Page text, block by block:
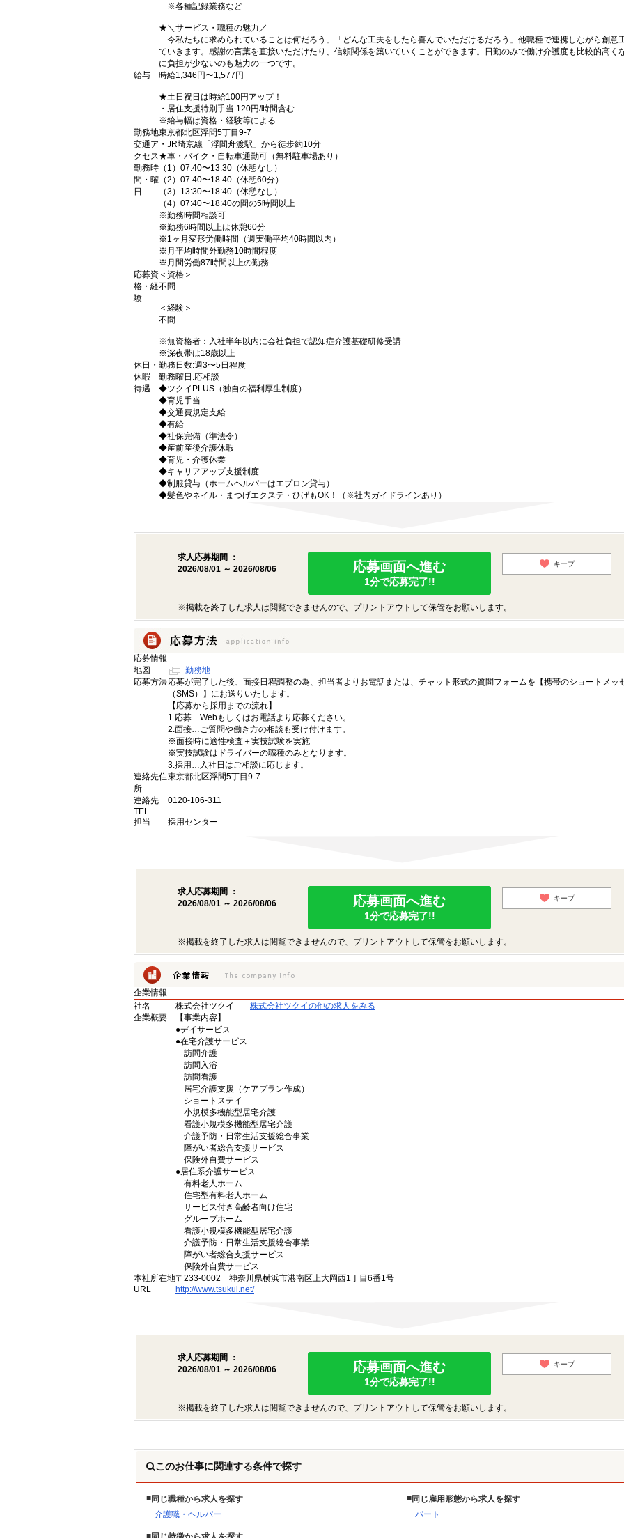
※各種記録業務など
★＼サービス・職種の魅力／
「今私たちに求められていることは何だろう」「どんな工夫をしたら喜んでいただけるだろう」他職種で連携しながら創意
ていきます。感謝の言葉を直接いただけたり、信頼関係を築いていくことができます。日勤のみで働け介護度も比較的高く
に負担が少ないのも魅力の一つです。
給与
時給1,346円〜1,577円
★土日祝日は時給100円アップ！
・居住支援特別手当:120円/時間含む
※給与幅は資格・経験等による
勤務地東京都北区浮間5丁目9-7
交通ア
クセス
・JR埼京線「浮間舟渡駅」から徒歩約10分
★車・バイク・自転車通勤可（無料駐車場あり）
勤務時
間・曜
日
（1）07:40〜13:30（休憩なし）
（2）07:40〜18:40（休憩60分）
（3）13:30〜18:40（休憩なし）
（4）07:40〜18:40の間の5時間以上
※勤務時間相談可
※勤務6時間以上は休憩60分
※1ヶ月変形労働時間（週実働平均40時間以内）
※月平均時間外勤務10時間程度
※月間労働87時間以上の勤務
応募資
格・経
験
＜資格＞
不問
＜経験＞
不問
※無資格者：入社半年以内に会社負担で認知症介護基礎研修受講
※深夜帯は18歳以上
休日・
休暇
勤務日数:週3〜5日程度
勤務曜日:応相談
待遇
◆ツクイPLUS（独自の福利厚生制度）
◆育児手当
◆交通費規定支給
◆有給
◆社保完備（準法令）
◆産前産後介護休暇
◆育児・介護休業
◆キャリアアップ支援制度
◆制服貸与（ホームヘルパーはエプロン貸与）
◆髪色やネイル・まつげエクステ・ひげもOK！（※社内ガイドラインあり）
求人応募期間 ：
2026/08/01 ～ 2026/08/06
応募画面へ進む
1分で応募完了!!
キープ
※掲載を終了した求人は閲覧できませんので、プリントアウトして保管をお願いします。
応募情報
地図
勤務地
応募方法応募が完了した後、面接日程調整の為、担当者よりお電話または、チャット形式の質問フォームを【携帯のショートメッ
（SMS）】にお送りいたします。
【応募から採用までの流れ】
1.応募…Webもしくはお電話より応募ください。
2.面接…ご質問や働き方の相談も受け付けます。
※面接時に適性検査＋実技試験を実施
※実技試験はドライバーの職種のみとなります。
3.採用…入社日はご相談に応じます。
連絡先住
所
東京都北区浮間5丁目9-7
連絡先
TEL
0120-106-311
担当 採用センター
求人応募期間 ：
2026/08/01 ～ 2026/08/06
応募画面へ進む
1分で応募完了!!
キープ
※掲載を終了した求人は閲覧できませんので、プリントアウトして保管をお願いします。
企業情報
社名
株式会社ツクイ
株式会社ツクイの他の求人をみる
企業概要
【事業内容】
●デイサービス
●在宅介護サービス
訪問介護
訪問入浴
訪問看護
居宅介護支援（ケアプラン作成）
ショートステイ
小規模多機能型居宅介護
看護小規模多機能型居宅介護
介護予防・日常生活支援総合事業
障がい者総合支援サービス
保険外自費サービス
●居住系介護サービス
有料老人ホーム
住宅型有料老人ホーム
サービス付き高齢者向け住宅
グループホーム
看護小規模多機能型居宅介護
介護予防・日常生活支援総合事業
障がい者総合支援サービス
保険外自費サービス
本社所在地〒233-0002 神奈川県横浜市港南区上大岡西1丁目6番1号
URL
http://www.tsukui.net/
求人応募期間 ：
2026/08/01 ～ 2026/08/06
応募画面へ進む
1分で応募完了!!
キープ
※掲載を終了した求人は閲覧できませんので、プリントアウトして保管をお願いします。
このお仕事に関連する条件で探す
同じ職種から求人を探す
介護職・ヘルパー
同じ雇用形態から求人を探す
パート